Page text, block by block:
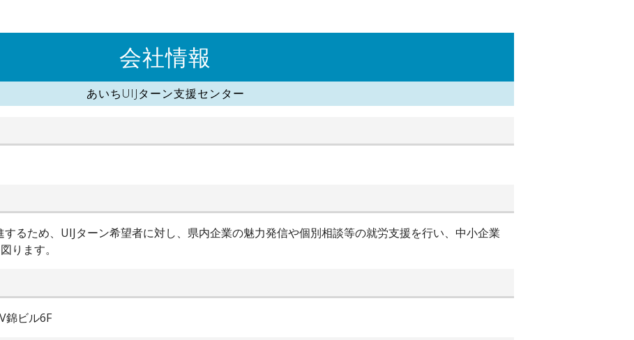
会社情報
あいちUIJターン支援センター
るため、UIJターン希望者に対し、県内企業の魅力発信や個別相談等の就労支援を行い、中小企業
ります。
ビル6F